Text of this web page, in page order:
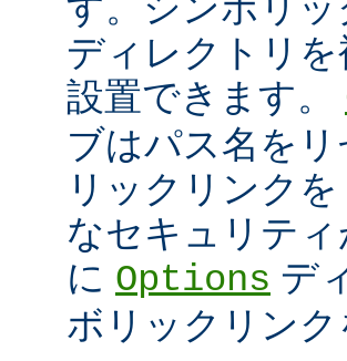
ディレクトリ
設置できます。
ブはパス名を
リックリンク
なセキュリテ
に Options デ
ボリックリン